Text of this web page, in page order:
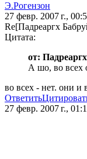
Э.Рогензон
27 февр. 2007 г.,
Re[Падреаргх
Цитата:
от:
А шо, во всех
во всех - нет. они и
Ответить
27 февр. 2007 г.,